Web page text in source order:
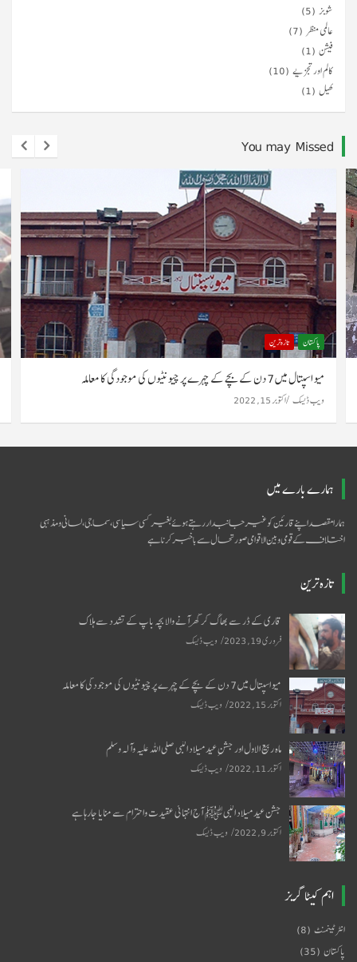
شوبز (5)
عالمی منظر (7)
فیشن (1)
کالم اور تجزیے (10)
کھیل (1)
You may Missed
پاکستان تازہ ترین
میو اسپتال میں 7 دن کے بچے کے چہرے پر چیونٹیوں کی موجودگی کا معاملہ
اکتوبر 15, 2022 ویب ڈیسک
ہمارے بارے میں
ہمارا مقصد اپنے قارئین کو غیر جانبدار رہتے ہوئے بغیر کسی سیاسی ،سماجی ،لسانی و مذہبی
اختلاف کے قومی و بین الاقوامی صورتحال سےباخبر کرنا ہے
تازہ ترین
قاری کے ڈر سے بھاگ کر گھر آنے والا بچہ باپ کے تشدد سے ہلاک
فروری 19, 2023 ویب ڈیسک
میو اسپتال میں 7 دن کے بچے کے چہرے پر چیونٹیوں کی موجودگی کا معاملہ
اکتوبر 15, 2022 ویب ڈیسک
ماہ ربیع الاول اور جشنِ عید میلاد النبی صلی اللہ علیہ وآلہ وسلم
اکتوبر 11, 2022 ویب ڈیسک
جشن عید میلاد النبی ﷺ آج انتہائی عقیدت واحترام سے منایا جارہا ہے
اکتوبر 9, 2022 ویب ڈیسک
اہم کیٹا گریز
انٹرٹینمنٹ (8)
پاکستان (35)